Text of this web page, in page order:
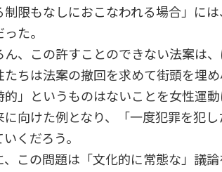
制限もなしにおこなわれる場合」に
た。
、この許すことのできない法案は
たちは法案の撤回を求めて街頭を埋
的」というものはないことを女性運
に向けた例となり、「一度犯罪を犯
くだろう。
この問題は「文化的に常態な」議